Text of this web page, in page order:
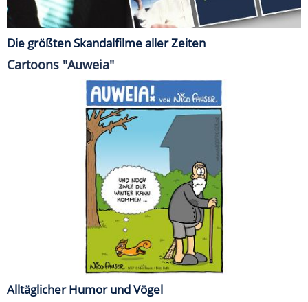
Die größten Skandalfilme aller Zeiten
Cartoons "Auweia"
Alltäglicher Humor und Vögel